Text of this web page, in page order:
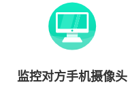
监控对方手机摄像头